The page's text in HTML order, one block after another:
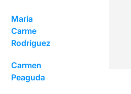
Maria
Carme
Rodríguez
Carmen
Peaguda